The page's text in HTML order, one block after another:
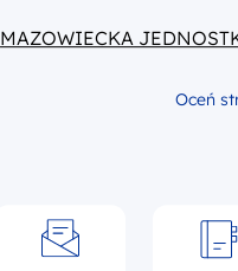
MAZOWIECKA
Oceń